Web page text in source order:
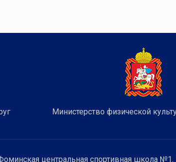
Министерство физической
центральная спортивная школа №1.